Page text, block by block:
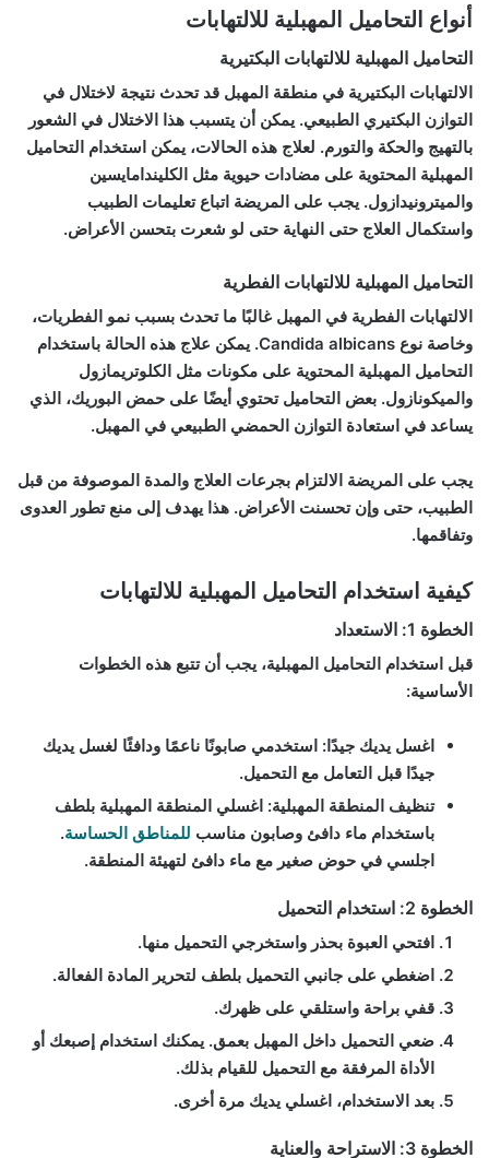
أنواع التحاميل المهبلية للالتهابات
التحاميل المهبلية للالتهابات البكتيرية
الالتهابات البكتيرية في منطقة المهبل قد تحدث نتيجة لاختلال في
التوازن البكتيري الطبيعي. يمكن أن يتسبب هذا الاختلال في الشعور
بالتهيج والحكة والتورم. لعلاج هذه الحالات، يمكن استخدام التحاميل
المهبلية المحتوية على مضادات حيوية مثل الكليندامايسين
والميترونيدازول. يجب على المريضة اتباع تعليمات الطبيب
واستكمال العلاج حتى النهاية حتى لو شعرت بتحسن الأعراض.
التحاميل المهبلية للالتهابات الفطرية
الالتهابات الفطرية في المهبل غالبًا ما تحدث بسبب نمو الفطريات،
وخاصة نوع Candida albicans. يمكن علاج هذه الحالة باستخدام
التحاميل المهبلية المحتوية على مكونات مثل الكلوتريمازول
والميكونازول. بعض التحاميل تحتوي أيضًا على حمض البوريك، الذي
يساعد في استعادة التوازن الحمضي الطبيعي في المهبل.
يجب على المريضة الالتزام بجرعات العلاج والمدة الموصوفة من قبل
الطبيب، حتى وإن تحسنت الأعراض. هذا يهدف إلى منع تطور العدوى
وتفاقمها.
كيفية استخدام التحاميل المهبلية للالتهابات
الخطوة 1: الاستعداد
قبل استخدام التحاميل المهبلية، يجب أن تتبع هذه الخطوات
الأساسية:
اغسل يديك جيدًا: استخدمي صابونًا ناعمًا ودافئًا لغسل يديك
جيدًا قبل التعامل مع التحميل.
تنظيف المنطقة المهبلية: اغسلي المنطقة المهبلية بلطف
باستخدام ماء دافئ وصابون مناسب للمناطق الحساسة.
اجلسي في حوض صغير مع ماء دافئ لتهيئة المنطقة.
الخطوة 2: استخدام التحميل
افتحي العبوة بحذر واستخرجي التحميل منها.
اضغطي على جانبي التحميل بلطف لتحرير المادة الفعالة.
قفي براحة واستلقي على ظهرك.
ضعي التحميل داخل المهبل بعمق. يمكنك استخدام إصبعك أو
الأداة المرفقة مع التحميل للقيام بذلك.
بعد الاستخدام، اغسلي يديك مرة أخرى.
الخطوة 3: الاستراحة والعناية